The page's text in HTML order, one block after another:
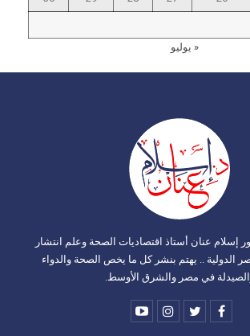
« يوليو
إسلام عنان أستاذ اقتصاديات الصحة وعلم انتشار
مصر الدولية .. يهتم بنشر كل ما يخص الصحة والدواء
في مصر والشرق الأوسط.